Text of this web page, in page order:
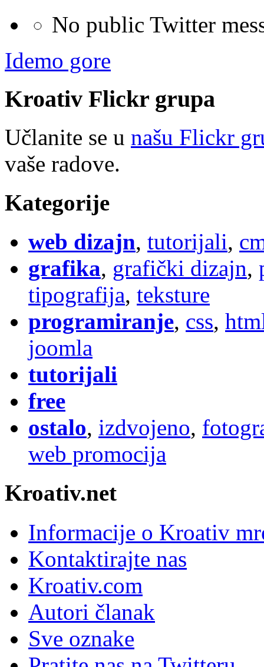
No public Twitter
Idemo gore
Kroativ Flickr grupa
Učlanite se u našu Flickr
vaše radove.
Kategorije
web dizajn, tutorijali,
grafika, grafički dizajn,
tipografija, teksture
programiranje, css,
joomla
tutorijali
free
ostalo, izdvojeno,
web promocija
Kroativ.net
Informacije o Kroativ
Kontaktirajte nas
Kroativ.com
Autori članak
Sve oznake